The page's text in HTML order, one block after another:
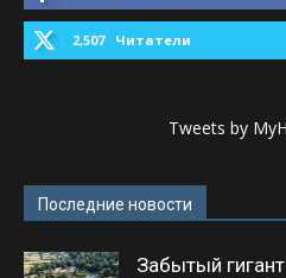
2,507 Читатели
Tweets by
Последние новости
Забытый